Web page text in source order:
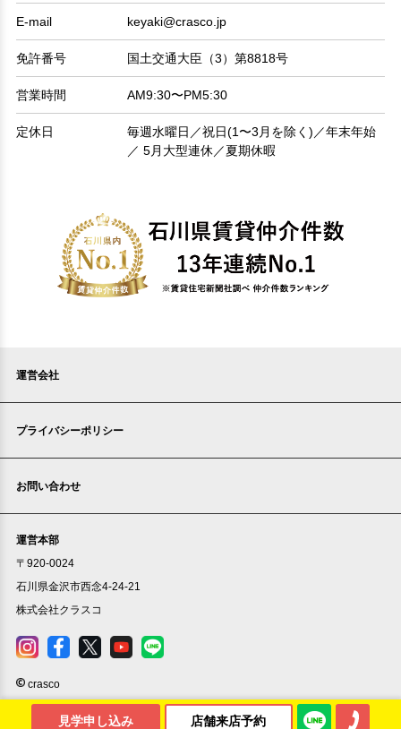
E-mail keyaki@crasco.jp
免許番号 国土交通大臣（3）第8818号
営業時間 AM9:30〜PM5:30
定休日
毎週水曜日／祝日(1〜3月を除く)／年末年始
／ 5月大型連休／夏期休暇
見学申し込み 店舗来店予約
運営会社
プライバシーポリシー
お問い合わせ
運営本部
〒920-0024
石川県金沢市西念4-24-21
株式会社クラスコ
crasco